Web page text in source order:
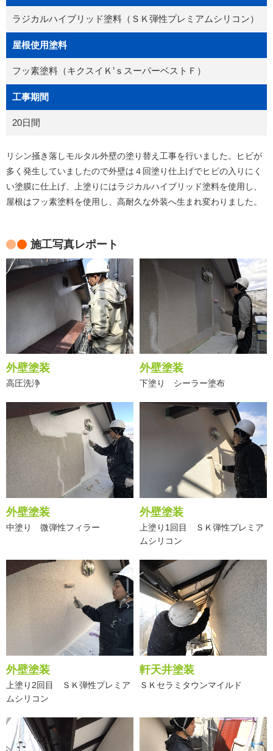
ラジカルハイブリッド塗料（ＳＫ弾性プレミアムシリコン）
屋根使用塗料
フッ素塗料（キクスイＫ’ｓスーパーベストＦ）
工事期間
20日間
リシン掻き落しモルタル外壁の塗り替え工事を行いました。ヒビが
多く発生していましたので外壁は４回塗り仕上げでヒビの入りにく
い塗膜に仕上げ、上塗りにはラジカルハイブリッド塗料を使用し、
屋根はフッ素塗料を使用し、高耐久な外装へ生まれ変わりました。
施工写真レポート
外壁塗装
高圧洗浄
外壁塗装
下塗り シーラー塗布
外壁塗装
中塗り 微弾性フィラー
外壁塗装
上塗り1回目 ＳＫ弾性プレミア
ムシリコン
外壁塗装
上塗り2回目 ＳＫ弾性プレミア
ムシリコン
軒天井塗装
ＳＫセラミタウンマイルド